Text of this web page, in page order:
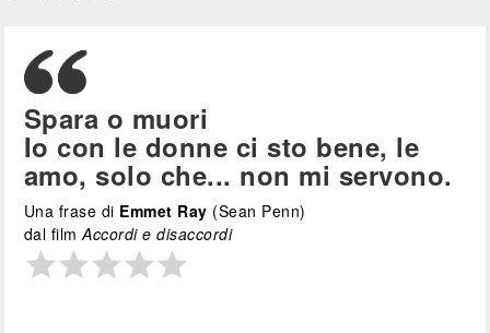
Spara o muori
Io con le donne ci sto bene, le
amo, solo che... non mi servono.
Una frase di Emmet Ray (Sean Penn)
dal filmAccordi e disaccordi